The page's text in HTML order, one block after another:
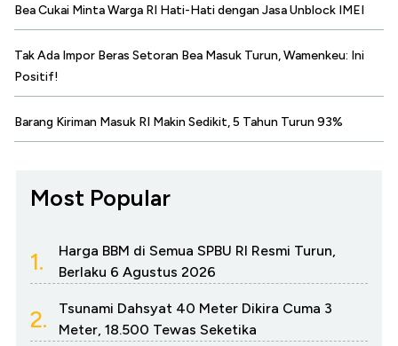
Bea Cukai Minta Warga RI Hati-Hati dengan Jasa Unblock IMEI
Tak Ada Impor Beras Setoran Bea Masuk Turun, Wamenkeu: Ini
Positif!
Barang Kiriman Masuk RI Makin Sedikit, 5 Tahun Turun 93%
Most Popular
1.
Harga BBM di Semua SPBU RI Resmi Turun,
Berlaku 6 Agustus 2026
2.
Tsunami Dahsyat 40 Meter Dikira Cuma 3
Meter, 18.500 Tewas Seketika